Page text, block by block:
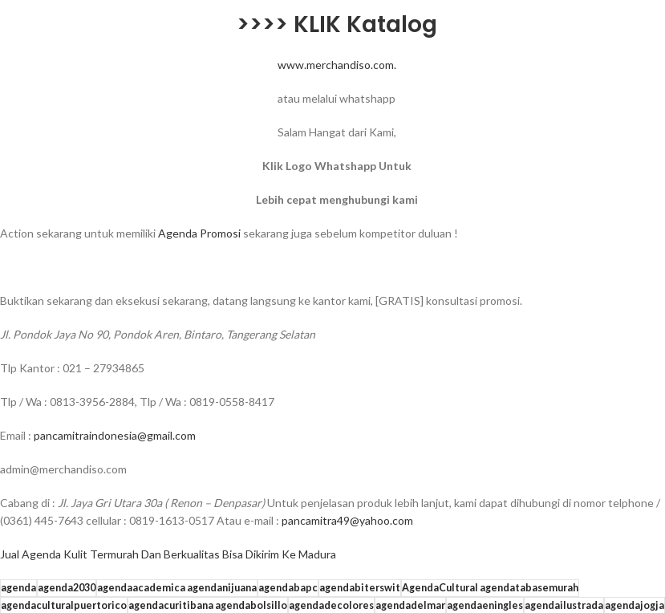
>>>> KLIK Katalog
www.merchandiso.com.
atau melalui whatshapp
Salam Hangat dari Kami,
Klik Logo Whatshapp Untuk
Lebih cepat menghubungi kami
Action sekarang untuk memilikiAgenda Promosi sekarang juga sebelum kompetitor duluan !
Buktikan sekarang dan eksekusi sekarang, datang langsung ke kantor kami, [GRATIS] konsultasi promosi.
Jl. Pondok Jaya No 90, Pondok Aren, Bintaro, Tangerang Selatan
Tlp Kantor : 021 – 27934865
Tlp / Wa : 0813-3956-2884, Tlp / Wa : 0819-0558-8417
Email : pancamitraindonesia@gmail.com
admin@merchandiso.com
Cabang di : Jl. Jaya Gri Utara 30a ( Renon – Denpasar)Untuk penjelasan produk lebih lanjut, kami dapat dihubungi di nomor telphone /
(0361) 445-7643 cellular : 0819-1613-0517 Atau e-mail : pancamitra49@yahoo.com
Jual Agenda Kulit Termurah Dan Berkualitas Bisa Dikirim Ke Madura
agendaagenda2030agendaacademica agendanijuanaagendabapcagendabiterswit AgendaCultural agendatabasemurah
agendaculturalpuertoricoagendacuritibana agendabolsilloagendadecoloresagendadelmaragendaeninglesagendailustradaagendajogja